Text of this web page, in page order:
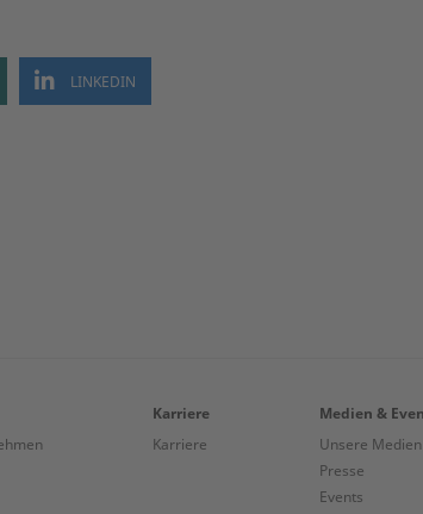
Karriere
Karriere
Medien &
Unsere Medien
Presse
Events